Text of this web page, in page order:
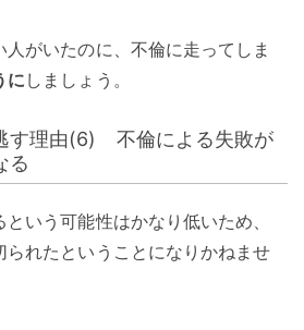
がいたのに、不倫に走ってしま
に しましょう。
す理由(6) 不倫による失敗が
る
いう可能性はかなり低いため、
れたということになりかねませ